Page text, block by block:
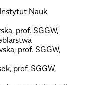
Nauk
prof. SGGW,
prof. SGGW,
prof. SGGW,